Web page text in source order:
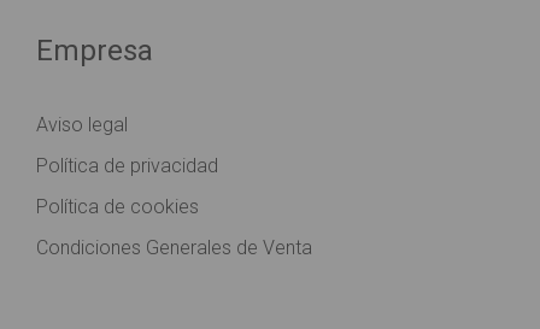
Empresa
Aviso legal
Política de privacidad
Política de cookies
Condiciones Generales de Venta